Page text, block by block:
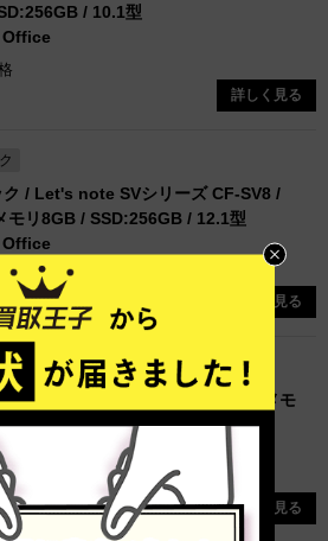
/ 10.1型
詳しく見る
ク / Let's note SVシリーズ CF-SV8 /
モリ8GB / SSD:256GB / 12.1型
詳しく見る
ク / Let's note CF-LV8 / Core i5 / メモ
/ 14.0型
詳しく見る